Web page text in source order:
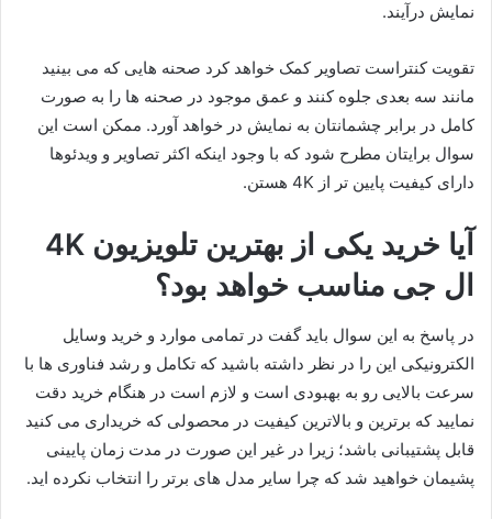
نمایش درآیند.
تقویت کنتراست تصاویر کمک خواهد کرد صحنه هایی که می بینید
مانند سه بعدی جلوه کنند و عمق موجود در صحنه ها را به صورت
کامل در برابر چشمانتان به نمایش در خواهد آورد. ممکن است این
سوال برایتان مطرح شود که با وجود اینکه اکثر تصاویر و ویدئوها
دارای کیفیت پایین تر از 4K هستن.
آیا خرید یکی از بهترین تلویزیون 4K
ال جی مناسب خواهد بود؟
در پاسخ به این سوال باید گفت در تمامی موارد و خرید وسایل
الکترونیکی این را در نظر داشته باشید که تکامل و رشد فناوری ها با
سرعت بالایی رو به بهبودی است و لازم است در هنگام خرید دقت
نمایید که برترین و بالاترین کیفیت در محصولی که خریداری می کنید
قابل پشتیبانی باشد؛ زیرا در غیر این صورت در مدت زمان پایینی
پشیمان خواهید شد که چرا سایر مدل های برتر را انتخاب نکرده اید.